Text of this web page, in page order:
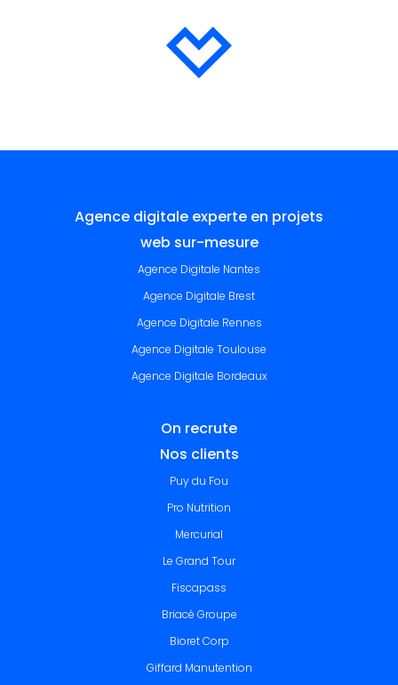
Agence digitale experte en projets
web sur-mesure
Agence Digitale Nantes
Agence Digitale Brest
Agence Digitale Rennes
Agence Digitale Toulouse
Agence Digitale Bordeaux
On recrute
Nos clients
Puy du Fou
Pro Nutrition
Mercurial
Le Grand Tour
Fiscapass
Briacé Groupe
Bioret Corp
Giffard Manutention